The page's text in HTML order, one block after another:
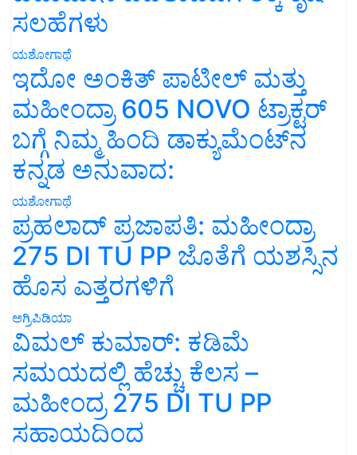
ಸಲಹೆಗಳು
ಯಶೋಗಾಥೆ
ಇದೋ ಅಂಕಿತ್ ಪಾಟೀಲ್ ಮತ್ತು
ಮಹೀಂದ್ರಾ 605 NOVO ಟ್ರಾಕ್ಟರ್
ಬಗ್ಗೆ ನಿಮ್ಮ ಹಿಂದಿ ಡಾಕ್ಯುಮೆಂಟ್‌ನ
ಕನ್ನಡ ಅನುವಾದ:
ಯಶೋಗಾಥೆ
ಪ್ರಹಲಾದ್ ಪ್ರಜಾಪತಿ: ಮಹೀಂದ್ರಾ
275 DI TU PP ಜೊತೆಗೆ ಯಶಸ್ಸಿನ
ಹೊಸ ಎತ್ತರಗಳಿಗೆ
ಅಗ್ರಿಪಿಡಿಯಾ
ವಿಮಲ್ ಕುಮಾರ್: ಕಡಿಮೆ
ಸಮಯದಲ್ಲಿ ಹೆಚ್ಚು ಕೆಲಸ –
ಮಹೀಂದ್ರ 275 DI TU PP
ಸಹಾಯದಿಂದ